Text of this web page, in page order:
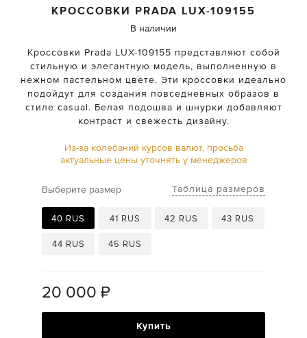
КРОССОВКИ PRADA LUX-109155
В наличии
Кроссовки Prada LUX-109155 представляют собой
стильную и элегантную модель, выполненную в
нежном пастельном цвете. Эти кроссовки идеально
подойдут для создания повседневных образов в
стиле casual. Белая подошва и шнурки добавляют
контраст и свежесть дизайну.
Из-за колебаний курсов валют, просьба
актуальные цены уточнять у менеджеров
Выберите размер Таблица размеров
40 RUS 41 RUS 42 RUS 43 RUS
44 RUS 45 RUS
20 000 ₽
Купить